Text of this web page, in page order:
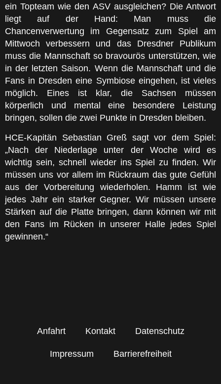
ein Topteam wie den ASV ausgleichen? Die Antwort
liegt auf der Hand: Man muss die
Chancenverwertung im Gegensatz zum Spiel am
Mittwoch verbessern und das Dresdner Publikum
muss die Mannschaft so bravourös unterstützen, wie
in der letzten Saison. Wenn die Mannschaft und die
Fans in Dresden eine Symbiose eingehen, ist vieles
möglich. Eines ist klar, die Sachsen müssen
körperlich und mental eine besondere Leistung
bringen, sollen die zwei Punkte in Dresden bleiben.
HCE-Kapitän Sebastian Greß sagt vor dem Spiel:
„Nach der Niederlage unter der Woche wird es
wichtig sein, schnell wieder ins Spiel zu finden. Wir
müssen uns vor allem im Rückraum das gute Gefühl
aus der Vorbereitung wiederholen. Hamm ist wie
jedes Jahr ein starker Gegner. Wir müssen unsere
Stärken auf die Platte bringen, dann können wir mit
den Fans im Rücken in unserer Halle jedes Spiel
gewinnen.“
Anfahrt Kontakt Datenschutz
Impressum Barrierefreiheit